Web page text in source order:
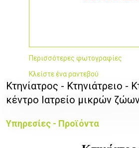
Περισσότερες φωτογραφίες
Κλείστε ένα ραντεβού
Κτηνίατρος - Κτηνιάτρειο -
κέντρο Ιατρείο μικρών
Υπηρεσίες - Προϊόντα